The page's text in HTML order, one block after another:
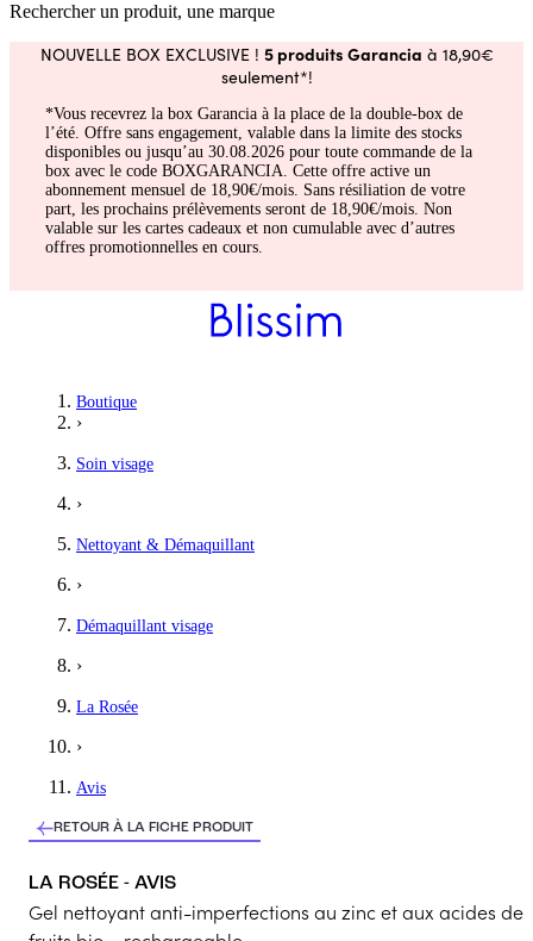
Rechercher un produit, une marque
NOUVELLE BOX EXCLUSIVE ! 5 produits Garancia à 18,90€
seulement*!
*Vous recevrez la box Garancia à la place de la double-box de
l’été. Offre sans engagement, valable dans la limite des stocks
disponibles ou jusqu’au 30.08.2026 pour toute commande de la
box avec le code BOXGARANCIA. Cette offre active un
abonnement mensuel de 18,90€/mois. Sans résiliation de votre
part, les prochains prélèvements seront de 18,90€/mois. Non
valable sur les cartes cadeaux et non cumulable avec d’autres
offres promotionnelles en cours.
Aurélie
5/5
Margot
top !
Boutique
›
Soin visage
›
Nettoyant & Démaquillant
›
Démaquillant visage
›
La Rosée
›
Avis
RETOUR À LA FICHE PRODUIT
LA ROSÉE - AVIS
Gel nettoyant anti-imperfections au zinc et aux acides de